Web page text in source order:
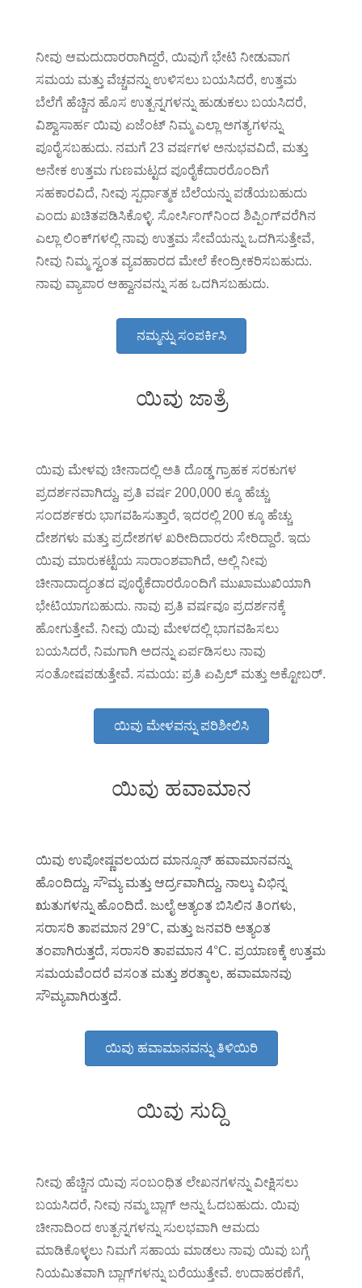
ನೀವು ಆಮದುದಾರರಾಗಿದ್ದರೆ, ಯಿವುಗೆ ಭೇಟಿ ನೀಡುವಾಗ
ಸಮಯ ಮತ್ತು ವೆಚ್ಚವನ್ನು ಉಳಿಸಲು ಬಯಸಿದರೆ, ಉತ್ತಮ
ಬೆಲೆಗೆ ಹೆಚ್ಚಿನ ಹೊಸ ಉತ್ಪನ್ನಗಳನ್ನು ಹುಡುಕಲು ಬಯಸಿದರೆ,
ವಿಶ್ವಾಸಾರ್ಹ ಯಿವು ಏಜೆಂಟ್ ನಿಮ್ಮ ಎಲ್ಲಾ ಅಗತ್ಯಗಳನ್ನು
ಪೂರೈಸಬಹುದು. ನಮಗೆ 23 ವರ್ಷಗಳ ಅನುಭವವಿದೆ, ಮತ್ತು
ಅನೇಕ ಉತ್ತಮ ಗುಣಮಟ್ಟದ ಪೂರೈಕೆದಾರರೊಂದಿಗೆ
ಸಹಕಾರವಿದೆ, ನೀವು ಸ್ಪರ್ಧಾತ್ಮಕ ಬೆಲೆಯನ್ನು ಪಡೆಯಬಹುದು
ಎಂದು ಖಚಿತಪಡಿಸಿಕೊಳ್ಳಿ. ಸೋರ್ಸಿಂಗ್‌ನಿಂದ ಶಿಪ್ಪಿಂಗ್‌ವರೆಗಿನ
ಎಲ್ಲಾ ಲಿಂಕ್‌ಗಳಲ್ಲಿ ನಾವು ಉತ್ತಮ ಸೇವೆಯನ್ನು ಒದಗಿಸುತ್ತೇವೆ,
ನೀವು ನಿಮ್ಮ ಸ್ವಂತ ವ್ಯವಹಾರದ ಮೇಲೆ ಕೇಂದ್ರೀಕರಿಸಬಹುದು.
ನಾವು ವ್ಯಾಪಾರ ಆಹ್ವಾನವನ್ನು ಸಹ ಒದಗಿಸಬಹುದು.
ನಮ್ಮನ್ನು ಸಂಪರ್ಕಿಸಿ
ಯಿವು ಜಾತ್ರೆ
ಯಿವು ಮೇಳವು ಚೀನಾದಲ್ಲಿ ಅತಿ ದೊಡ್ಡ ಗ್ರಾಹಕ ಸರಕುಗಳ
ಪ್ರದರ್ಶನವಾಗಿದ್ದು, ಪ್ರತಿ ವರ್ಷ 200,000 ಕ್ಕೂ ಹೆಚ್ಚು
ಸಂದರ್ಶಕರು ಭಾಗವಹಿಸುತ್ತಾರೆ, ಇದರಲ್ಲಿ 200 ಕ್ಕೂ ಹೆಚ್ಚು
ದೇಶಗಳು ಮತ್ತು ಪ್ರದೇಶಗಳ ಖರೀದಿದಾರರು ಸೇರಿದ್ದಾರೆ. ಇದು
ಯಿವು ಮಾರುಕಟ್ಟೆಯ ಸಾರಾಂಶವಾಗಿದೆ, ಅಲ್ಲಿ ನೀವು
ಚೀನಾದಾದ್ಯಂತದ ಪೂರೈಕೆದಾರರೊಂದಿಗೆ ಮುಖಾಮುಖಿಯಾಗಿ
ಭೇಟಿಯಾಗಬಹುದು. ನಾವು ಪ್ರತಿ ವರ್ಷವೂ ಪ್ರದರ್ಶನಕ್ಕೆ
ಹೋಗುತ್ತೇವೆ. ನೀವು ಯಿವು ಮೇಳದಲ್ಲಿ ಭಾಗವಹಿಸಲು
ಬಯಸಿದರೆ, ನಿಮಗಾಗಿ ಅದನ್ನು ಏರ್ಪಡಿಸಲು ನಾವು
ಸಂತೋಷಪಡುತ್ತೇವೆ. ಸಮಯ: ಪ್ರತಿ ಏಪ್ರಿಲ್ ಮತ್ತು ಅಕ್ಟೋಬರ್.
ಯಿವು ಮೇಳವನ್ನು ಪರಿಶೀಲಿಸಿ
ಯಿವು ಹವಾಮಾನ
ಯಿವು ಉಪೋಷ್ಣವಲಯದ ಮಾನ್ಸೂನ್ ಹವಾಮಾನವನ್ನು
ಹೊಂದಿದ್ದು, ಸೌಮ್ಯ ಮತ್ತು ಆರ್ದ್ರವಾಗಿದ್ದು, ನಾಲ್ಕು ವಿಭಿನ್ನ
ಋತುಗಳನ್ನು ಹೊಂದಿದೆ. ಜುಲೈ ಅತ್ಯಂತ ಬಿಸಿಲಿನ ತಿಂಗಳು,
ಸರಾಸರಿ ತಾಪಮಾನ 29°C, ಮತ್ತು ಜನವರಿ ಅತ್ಯಂತ
ತಂಪಾಗಿರುತ್ತದೆ, ಸರಾಸರಿ ತಾಪಮಾನ 4°C. ಪ್ರಯಾಣಕ್ಕೆ ಉತ್ತಮ
ಸಮಯವೆಂದರೆ ವಸಂತ ಮತ್ತು ಶರತ್ಕಾಲ, ಹವಾಮಾನವು
ಸೌಮ್ಯವಾಗಿರುತ್ತದೆ.
ಯಿವು ಹವಾಮಾನವನ್ನು ತಿಳಿಯಿರಿ
ಯಿವು ಸುದ್ದಿ
ನೀವು ಹೆಚ್ಚಿನ ಯಿವು ಸಂಬಂಧಿತ ಲೇಖನಗಳನ್ನು ವೀಕ್ಷಿಸಲು
ಬಯಸಿದರೆ, ನೀವು ನಮ್ಮ ಬ್ಲಾಗ್ ಅನ್ನು ಓದಬಹುದು. ಯಿವು
ಚೀನಾದಿಂದ ಉತ್ಪನ್ನಗಳನ್ನು ಸುಲಭವಾಗಿ ಆಮದು
ಮಾಡಿಕೊಳ್ಳಲು ನಿಮಗೆ ಸಹಾಯ ಮಾಡಲು ನಾವು ಯಿವು ಬಗ್ಗೆ
ನಿಯಮಿತವಾಗಿ ಬ್ಲಾಗ್‌ಗಳನ್ನು ಬರೆಯುತ್ತೇವೆ. ಉದಾಹರಣೆಗೆ,